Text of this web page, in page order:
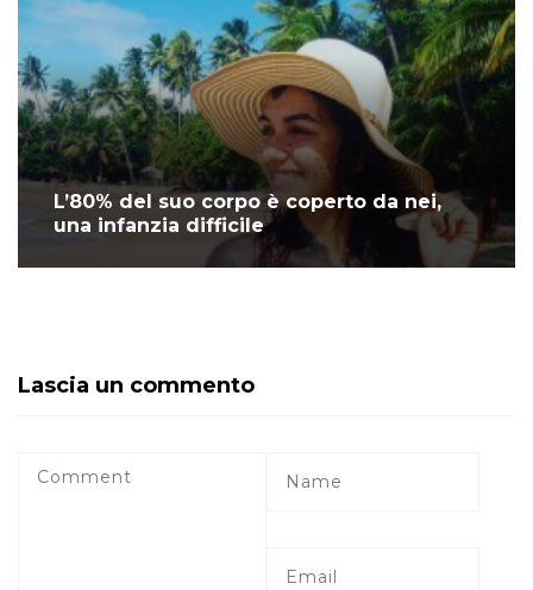
L’80% del suo corpo è coperto da nei,
una infanzia difficile
Lascia un commento